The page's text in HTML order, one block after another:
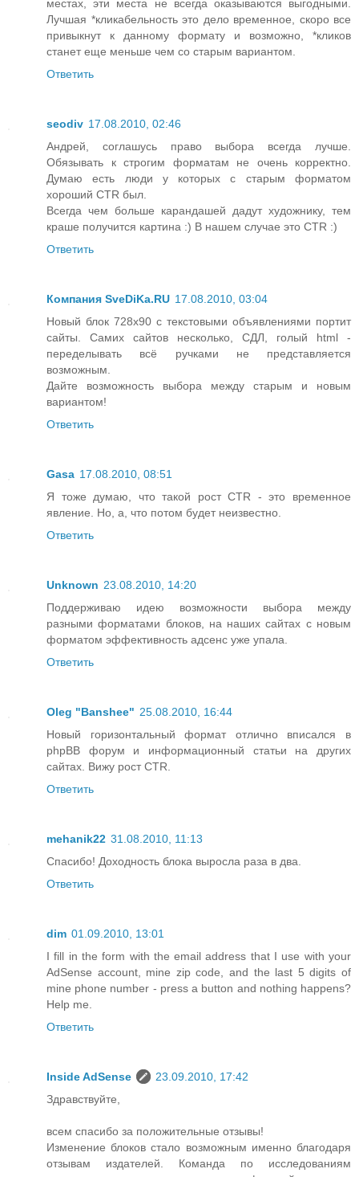
местах, эти места не всегда оказываются выгодными.
Лучшая *кликабельность это дело временное, скоро все
привыкнут к данному формату и возможно, *кликов
станет еще меньше чем со старым вариантом.
Ответить
seodiv 17.08.2010, 02:46
Андрей, соглашусь право выбора всегда лучше.
Обязывать к строгим форматам не очень корректно.
Думаю есть люди у которых с старым форматом
хороший CTR был.
Всегда чем больше карандашей дадут художнику, тем
краше получится картина :) В нашем случае это CTR :)
Ответить
Компания SveDiKa.RU 17.08.2010, 03:04
Новый блок 728х90 с текстовыми объявлениями портит
сайты. Самих сайтов несколько, СДЛ, голый html -
переделывать всё ручками не представляется
возможным.
Дайте возможность выбора между старым и новым
вариантом!
Ответить
Gasa 17.08.2010, 08:51
Я тоже думаю, что такой рост CTR - это временное
явление. Но, а, что потом будет неизвестно.
Ответить
Unknown 23.08.2010, 14:20
Поддерживаю идею возможности выбора между
разными форматами блоков, на наших сайтах с новым
форматом эффективность адсенс уже упала.
Ответить
Oleg "Banshee" 25.08.2010, 16:44
Новый горизонтальный формат отлично вписался в
phpBB форум и информационный статьи на других
сайтах. Вижу рост CTR.
Ответить
mehanik22 31.08.2010, 11:13
Спасибо! Доходность блока выросла раза в два.
Ответить
dim 01.09.2010, 13:01
I fill in the form with the email address that I use with your
AdSense account, mine zip code, and the last 5 digits of
mine phone number - press a button and nothing happens?
Help me.
Ответить
Inside AdSense
23.09.2010, 17:42
Здравствуйте,
всем спасибо за положительные отзывы!
Изменение блоков стало возможным именно благодаря
отзывам издателей. Команда по исследованиям